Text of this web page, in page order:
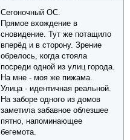
Сегоночный ОС.
Прямое вхождение в
сновидение. Тут же потащило
вперёд и в сторону. Зрение
обрелось, когда стояла
посреди одной из улиц города.
На мне - моя же пижама.
Улица - идентичная реальной.
На заборе одного из домов
заметила забавное облезшее
пятно, напоминающее
бегемота.